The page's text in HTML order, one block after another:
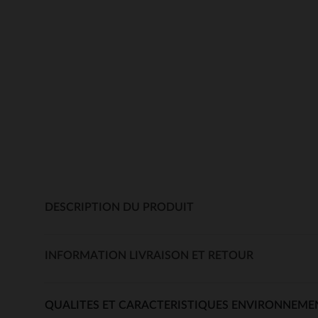
DESCRIPTION DU PRODUIT
INFORMATION LIVRAISON ET RETOUR
QUALITES ET CARACTERISTIQUES